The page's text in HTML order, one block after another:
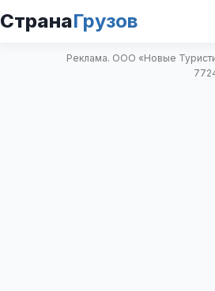
СтранаГрузов
Реклама. ООО «Новые